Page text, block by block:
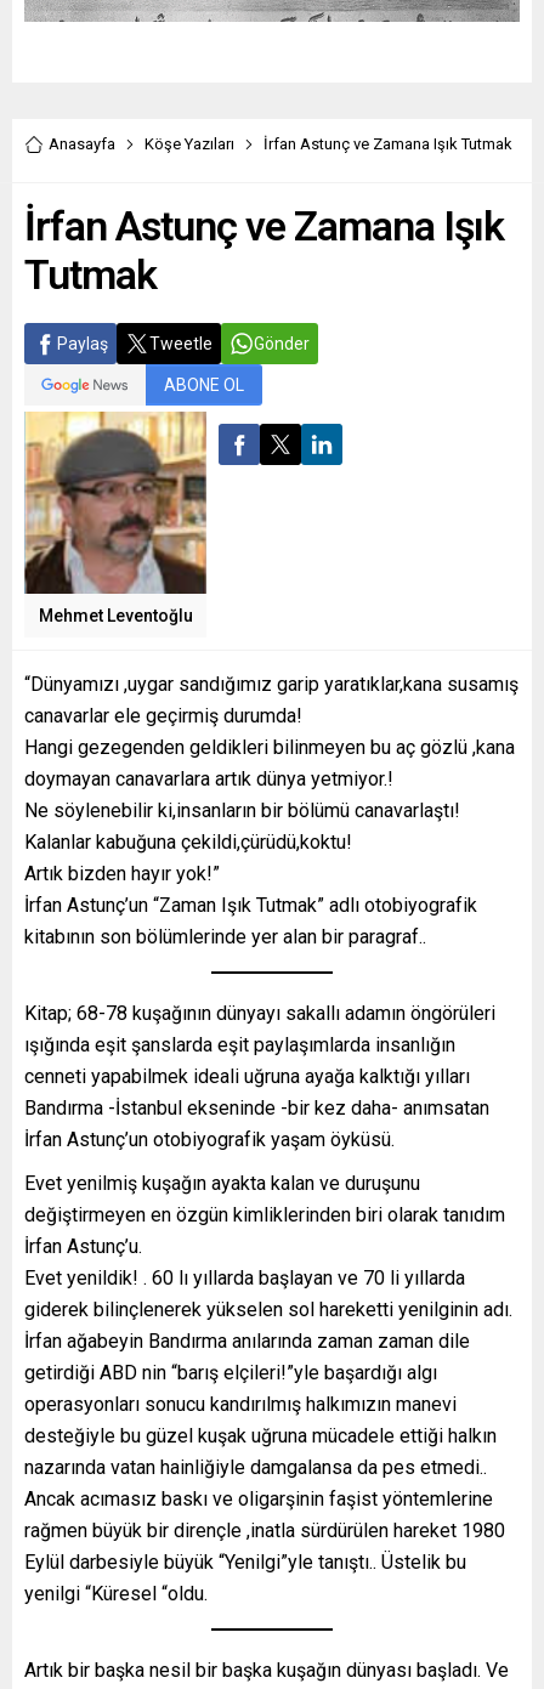
Anasayfa Köşe Yazıları İrfan Astunç ve Zamana Işık Tutmak
İrfan Astunç ve Zamana Işık
Tutmak
Paylaş Tweetle Gönder
ABONE OL
Mehmet Leventoğlu
“Dünyamızı ,uygar sandığımız garip yaratıklar,kana susamış
canavarlar ele geçirmiş durumda!
Hangi gezegenden geldikleri bilinmeyen bu aç gözlü ,kana
doymayan canavarlara artık dünya yetmiyor.!
Ne söylenebilir ki,insanların bir bölümü canavarlaştı!
Kalanlar kabuğuna çekildi,çürüdü,koktu!
Artık bizden hayır yok!”
İrfan Astunç’un “Zaman Işık Tutmak” adlı otobiyografik
kitabının son bölümlerinde yer alan bir paragraf..
Kitap; 68-78 kuşağının dünyayı sakallı adamın öngörüleri
ışığında eşit şanslarda eşit paylaşımlarda insanlığın
cenneti yapabilmek ideali uğruna ayağa kalktığı yılları
Bandırma -İstanbul ekseninde -bir kez daha- anımsatan
İrfan Astunç’un otobiyografik yaşam öyküsü.
Evet yenilmiş kuşağın ayakta kalan ve duruşunu
değiştirmeyen en özgün kimliklerinden biri olarak tanıdım
İrfan Astunç’u.
Evet yenildik! . 60 lı yıllarda başlayan ve 70 li yıllarda
giderek bilinçlenerek yükselen sol hareketti yenilginin adı.
İrfan ağabeyin Bandırma anılarında zaman zaman dile
getirdiği ABD nin “barış elçileri!”yle başardığı algı
operasyonları sonucu kandırılmış halkımızın manevi
desteğiyle bu güzel kuşak uğruna mücadele ettiği halkın
nazarında vatan hainliğiyle damgalansa da pes etmedi..
Ancak acımasız baskı ve oligarşinin faşist yöntemlerine
rağmen büyük bir dirençle ,inatla sürdürülen hareket 1980
Eylül darbesiyle büyük “Yenilgi”yle tanıştı.. Üstelik bu
yenilgi “Küresel “oldu.
Artık bir başka nesil bir başka kuşağın dünyası başladı. Ve